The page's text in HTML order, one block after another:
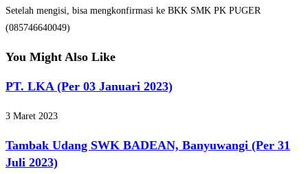
Setelah mengisi, bisa mengkonfirmasi ke BKK SMK PK PUGER
(085746640049)
You Might Also Like
PT. LKA (Per 03 Januari 2023)
3 Maret 2023
Tambak Udang SWK BADEAN, Banyuwangi (Per 31
Juli 2023)